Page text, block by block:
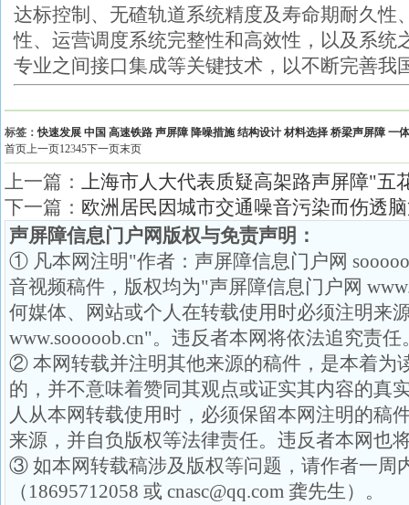
达标控制、无碴轨道系统精度及寿命期耐久性
性、运营调度系统完整性和高效性，以及系统
专业之间接口集成等关键技术，以不断完善我
标签：快速发展 中国 高速铁路 声屏障 降噪措施 结构设计 材料选择 桥梁声屏障 一
首页 上一页12345下一页末页
上一篇：
上海市人大代表质疑高架路声屏障"五
下一篇： 欧洲居民因城市交通噪音污染而伤透
声屏障信息门户网版权与免责声明：
① 凡本网注明"作者：声屏障信息门户网
音视频稿件，版权均为"声屏障信息门户网
何媒体、网站或个人在转载使用时必须注明来
www.sooooob.cn"。违反者本网将依法追究责任
② 本网转载并注明其他来源的稿件，是本着为
的，并不意味着赞同其观点或证实其内容的真
人从本网转载使用时，必须保留本网注明的稿
来源，并自负版权等法律责任。违反者本网也
③ 如本网转载稿涉及版权等问题，请作者一周
（18695712058 或 cnasc@qq.com 龚先生）。